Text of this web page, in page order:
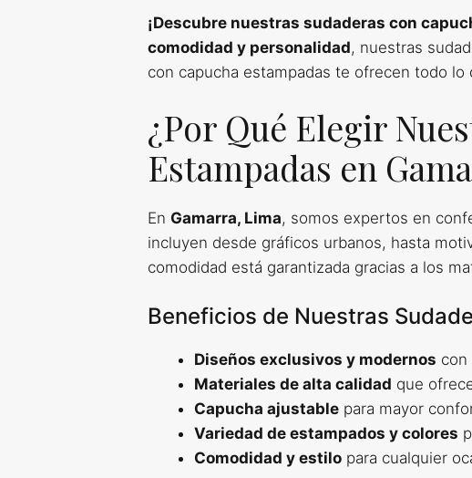
¡Descubre nuestras sudaderas con
comodidad y personalidad, nuestras
con capucha estampadas te ofrecen todo
¿Por Qué Elegir
Estampadas en
En Gamarra, Lima, somos expertos en
incluyen desde gráficos urbanos, hasta
comodidad está garantizada gracias a los
Beneficios de Nuestras
Diseños exclusivos y modernos con
Materiales de alta calidad que
Capucha ajustable para mayor
Variedad de estampados y colores
Comodidad y estilo para cualquier